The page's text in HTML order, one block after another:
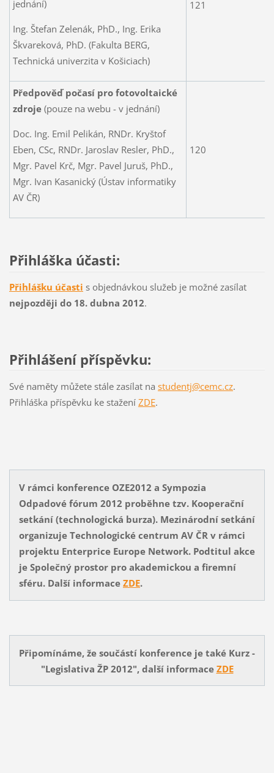
jednání)
Ing. Štefan Zelenák, PhD., Ing. Erika
Škvareková, PhD. (Fakulta BERG,
Technická univerzita v Košiciach)
121
Předpověď počasí pro fotovoltaické
zdroje(pouze na webu - v jednání)
Doc. Ing. Emil Pelikán, RNDr. Kryštof
Eben, CSc, RNDr. Jaroslav Resler, PhD.,
Mgr. Pavel Krč, Mgr. Pavel Juruš, PhD.,
Mgr. Ivan Kasanický (Ústav informatiky
AV ČR)
120
Přihláška účasti:
Přihlášku účasti s objednávkou služeb je možné zasílat
nejpozději do 18. dubna 2012.
Přihlášení příspěvku:
Své naměty můžete stále zasílat na studentj@cemc.cz.
Přihláška příspěvku ke stažení ZDE.
V rámci konference OZE2012 a Sympozia
Odpadové fórum 2012 proběhne tzv. Kooperační
setkání (technologická burza). Mezinárodní setkání
organizuje Technologické centrum AV ČR v rámci
projektu Enterprice Europe Network. Podtitul akce
je Společný prostor pro akademickou a firemní
sféru. Další informace ZDE.
Připomínáme, že součástí konference je také Kurz -
"Legislativa ŽP 2012", další informace ZDE